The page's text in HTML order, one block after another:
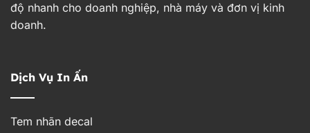
độ nhanh cho doanh nghiệp, nhà máy và đơn vị kinh
doanh.
Dịch Vụ In Ấn
Tem nhãn decal